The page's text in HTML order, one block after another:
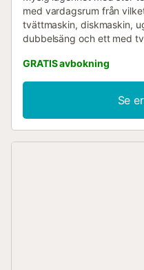
med vardagsrum från
tvättmaskin, diskmaskin,
dubbelsäng och ett med
Sotillo-stranden. Några
vistelser på 28 nätter eller
(kontakta för mer
GRATIS avbokning
Se